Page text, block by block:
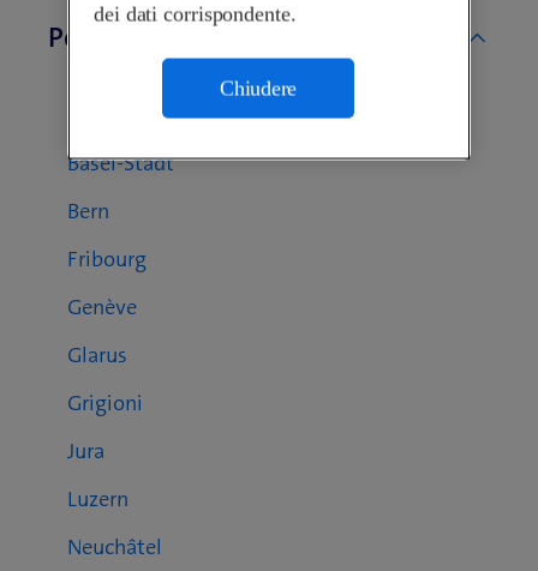
Per cantone
Basel-Landschaft
Basel-Stadt
Bern
Fribourg
Genève
Glarus
Grigioni
Jura
Luzern
Neuchâtel
dei dati corrispondente.
Chiudere